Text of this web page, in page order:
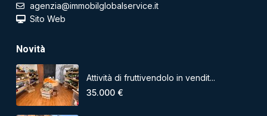
agenzia@immobilglobalservice.it
Sito Web
Novità
Attività di fruttivendolo in vendit...
35.000 €